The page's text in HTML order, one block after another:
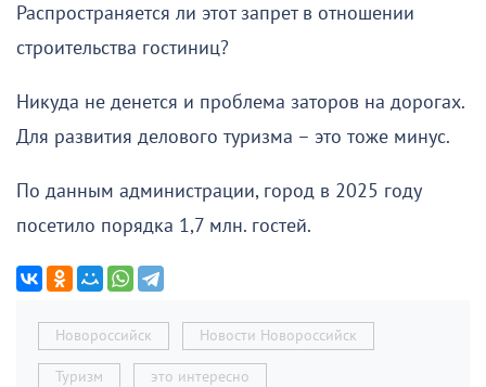
Распространяется ли этот запрет в отношении
строительства гостиниц?
Никуда не денется и проблема заторов на дорогах.
Для развития делового туризма – это тоже минус.
По данным администрации, город в 2025 году
посетило порядка 1,7 млн. гостей.
Новороссийск Новости Новороссийск
Туризм это интересно